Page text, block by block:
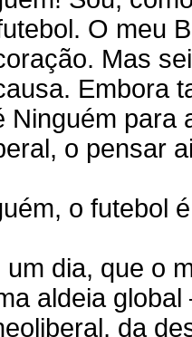
O meu
Mas
Embora
Ninguém para
o pensar
o futebol
dia, que o
aldeia global
da